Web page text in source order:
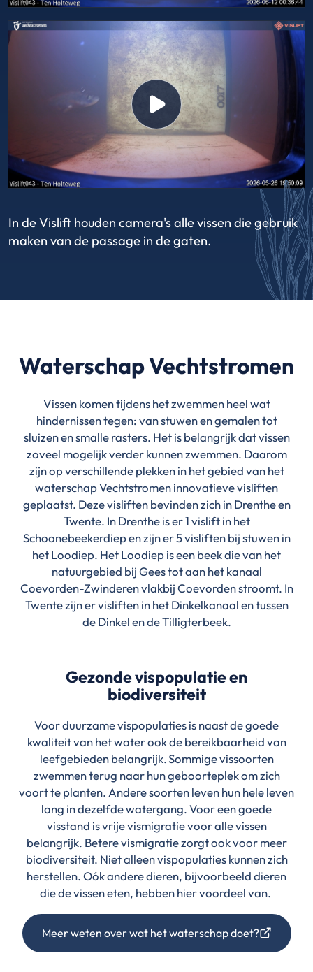
In de Vislift houden camera's alle vissen die gebruik
maken van de passage in de gaten.
Waterschap Vechtstromen
Vissen komen tijdens het zwemmen heel wat
hindernissen tegen: van stuwen en gemalen tot
sluizen en smalle rasters. Het is belangrijk dat vissen
zoveel mogelijk verder kunnen zwemmen. Daarom
zijn op verschillende plekken in het gebied van het
waterschap Vechtstromen innovatieve visliften
geplaatst. Deze visliften bevinden zich in Drenthe en
Twente. In Drenthe is er 1 vislift in het
Schoonebeekerdiep en zijn er 5 visliften bij stuwen in
het Loodiep. Het Loodiep is een beek die van het
natuurgebied bij Gees tot aan het kanaal
Coevorden-Zwinderen vlakbij Coevorden stroomt. In
Twente zijn er visliften in het Dinkelkanaal en tussen
de Dinkel en de Tilligterbeek.
Gezonde vispopulatie en
biodiversiteit
Voor duurzame vispopulaties is naast de goede
kwaliteit van het water ook de bereikbaarheid van
leefgebieden belangrijk. Sommige vissoorten
zwemmen terug naar hun geboorteplek om zich
voort te planten. Andere soorten leven hun hele leven
lang in dezelfde watergang. Voor een goede
visstand is vrije vismigratie voor alle vissen
belangrijk. Betere vismigratie zorgt ook voor meer
biodiversiteit. Niet alleen vispopulaties kunnen zich
herstellen. Oók andere dieren, bijvoorbeeld dieren
die de vissen eten, hebben hier voordeel van.
Meer weten over wat het waterschap doet?